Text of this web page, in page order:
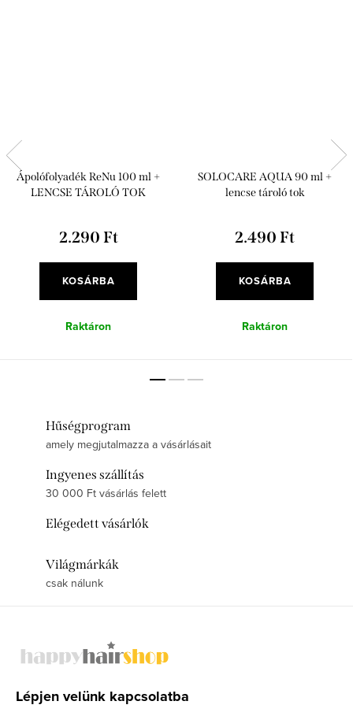
Ápolófolyadék ReNu 100 ml +
LENCSE TÁROLÓ TOK
2.290 Ft
KOSÁRBA
Raktáron
SOLOCARE AQUA 90 ml +
lencse tároló tok
2.490 Ft
KOSÁRBA
Raktáron
Hűségprogram
amely megjutalmazza a vásárlásait
Ingyenes szállítás
30 000 Ft vásárlás felett
Elégedett vásárlók
Világmárkák
csak nálunk
Lépjen velünk kapcsolatba